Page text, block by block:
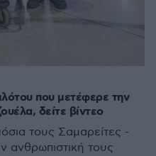
που μετέφερε την
δείτε βίντεο
τους Σαμαρείτες -
ανθρωπιστική τους